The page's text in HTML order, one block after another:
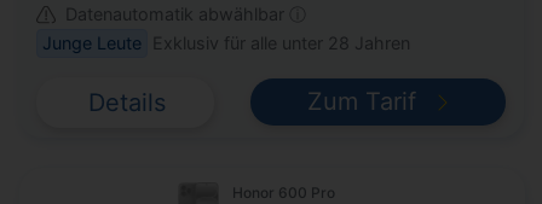
Datenautomatik abwählbar ⓘ
Junge Leute
Exklusiv für alle unter 28 Jahren
Details Zum Tarif
Honor 600 Pro